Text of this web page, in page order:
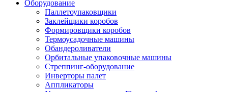
Оборудование
Паллетоупаковщики
Заклейщики коробов
Формировщики коробов
Термоусадочные машины
Обандероливатели
Орбитальные упаковочные машины
Стреппинг-оборудование
Инверторы палет
Аппликаторы